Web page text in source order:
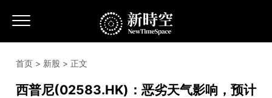
首页 > 新股 > 正文
西普尼(02583.HK)：恶劣天气影响，预计